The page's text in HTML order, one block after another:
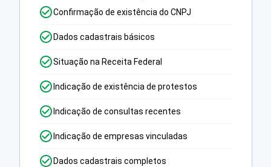
Confirmação de existência do CNPJ
Dados cadastrais básicos
Situação na Receita Federal
Indicação de existência de protestos
Indicação de consultas recentes
Indicação de empresas vinculadas
Dados cadastrais completos